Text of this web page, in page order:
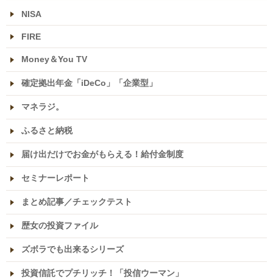
NISA
FIRE
Money＆You TV
確定拠出年金「iDeCo」「企業型」
マネラジ。
ふるさと納税
届け出だけでお金がもらえる！給付金制度
セミナーレポート
まとめ記事／チェックテスト
歴女の投資ファイル
ズボラでも出来るシリーズ
投資信託でプチリッチ！「投信ウーマン」